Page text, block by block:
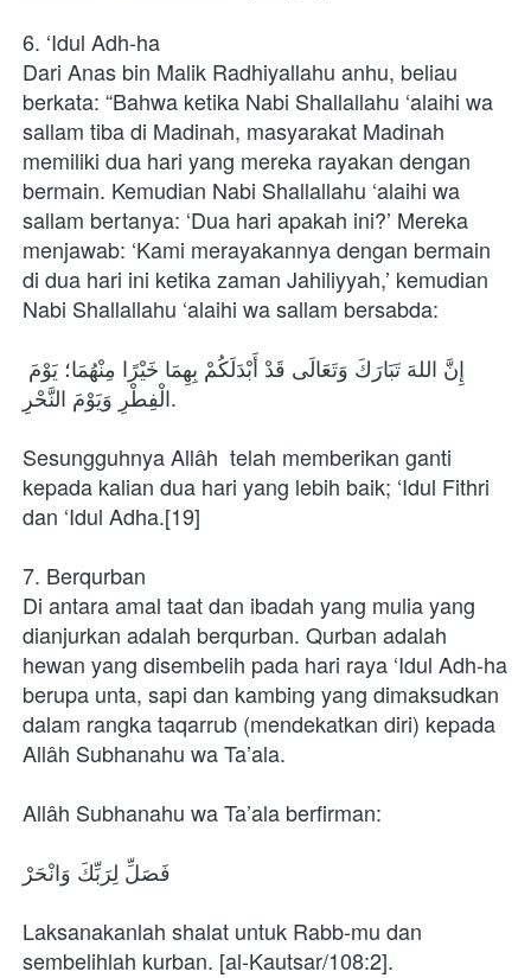
6. ‘Idul Adh-ha
Dari Anas bin Malik Radhiyallahu anhu, beliau
berkata: “Bahwa ketika Nabi Shallallahu ‘alaihi wa
sallam tiba di Madinah, masyarakat Madinah
memiliki dua hari yang mereka rayakan dengan
bermain. Kemudian Nabi Shallallahu ‘alaihi wa
sallam bertanya: ‘Dua hari apakah ini?’ Mereka
menjawab: ‘Kami merayakannya dengan bermain
di dua hari ini ketika zaman Jahiliyyah,’ kemudian
Nabi Shallallahu ‘alaihi wa sallam bersabda:
الْفِطْرِ وَيَوْمَ النَّحْرِ.
Sesungguhnya Allâh  telah memberikan ganti
kepada kalian dua hari yang lebih baik; ‘Idul Fithri
dan ‘Idul Adha.[19]
7. Berqurban
Di antara amal taat dan ibadah yang mulia yang
dianjurkan adalah berqurban. Qurban adalah
hewan yang disembelih pada hari raya ‘Idul Adh-ha
berupa unta, sapi dan kambing yang dimaksudkan
dalam rangka taqarrub (mendekatkan diri) kepada
Allâh Subhanahu wa Ta’ala.
Allâh Subhanahu wa Ta’ala berfirman:
فَصَلِّ لِرَبِّكَ وَانْحَرْ
Laksanakanlah shalat untuk Rabb-mu dan
sembelihlah kurban. [al-Kautsar/108:2].